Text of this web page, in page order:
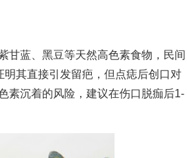
蓝、黑豆等天然高色素食物，民间
明其直接引发留疤，但点痣后创口对
素沉着的风险，建议在伤口脱痂后1-